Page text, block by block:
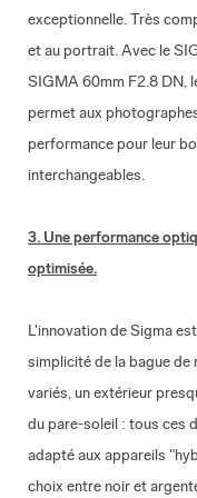
exceptionnelle. Très
et au portrait. Avec le
SIGMA 60mm F2.8 DN,
permet aux
performance pour leur
interchangeables.
3. Une performance
optimisée.
L'innovation de Sigma
simplicité de la bague de
variés, un extérieur
du pare-soleil : tous ces
adapté aux appareils
choix entre noir et